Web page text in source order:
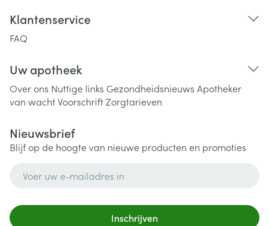
Klantenservice
FAQ
Uw apotheek
Over ons Nuttige links Gezondheidsnieuws Apotheker
van wachtVoorschriftZorgtarieven
Nieuwsbrief
Blijf op de hoogte van nieuwe producten en promoties
Inschrijven